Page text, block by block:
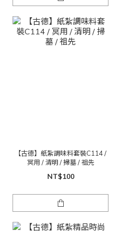
【古德】紙紮調味料套裝C114 /
冥用 / 清明 / 掃墓 / 祖先
NT$100